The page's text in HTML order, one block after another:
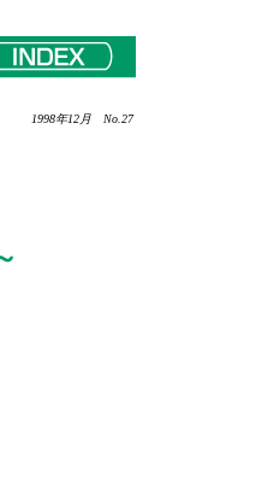
1998年12月 No.27